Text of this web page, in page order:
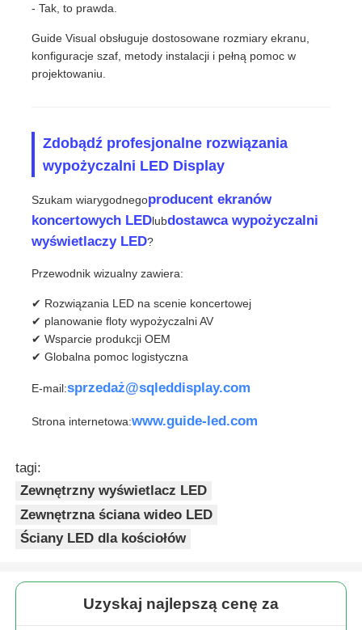
- Tak, to prawda.
Guide Visual obsługuje dostosowane rozmiary ekranu,
konfiguracje szaf, metody instalacji i pełną pomoc w
projektowaniu.
Zdobądź profesjonalne rozwiązania
wypożyczalni LED Display
Szukam wiarygodnegoproducent ekranów
koncertowych LEDlubdostawca wypożyczalni
wyświetlaczy LED?
Przewodnik wizualny zawiera:
✔ Rozwiązania LED na scenie koncertowej
✔ planowanie floty wypożyczalni AV
✔ Wsparcie produkcji OEM
✔ Globalna pomoc logistyczna
E-mail:sprzedaż@sqleddisplay.com
Strona internetowa:www.guide-led.com
tagi:
Zewnętrzny wyświetlacz LED
Zewnętrzna ściana wideo LED
Ściany LED dla kościołów
Uzyskaj najlepszą cenę za